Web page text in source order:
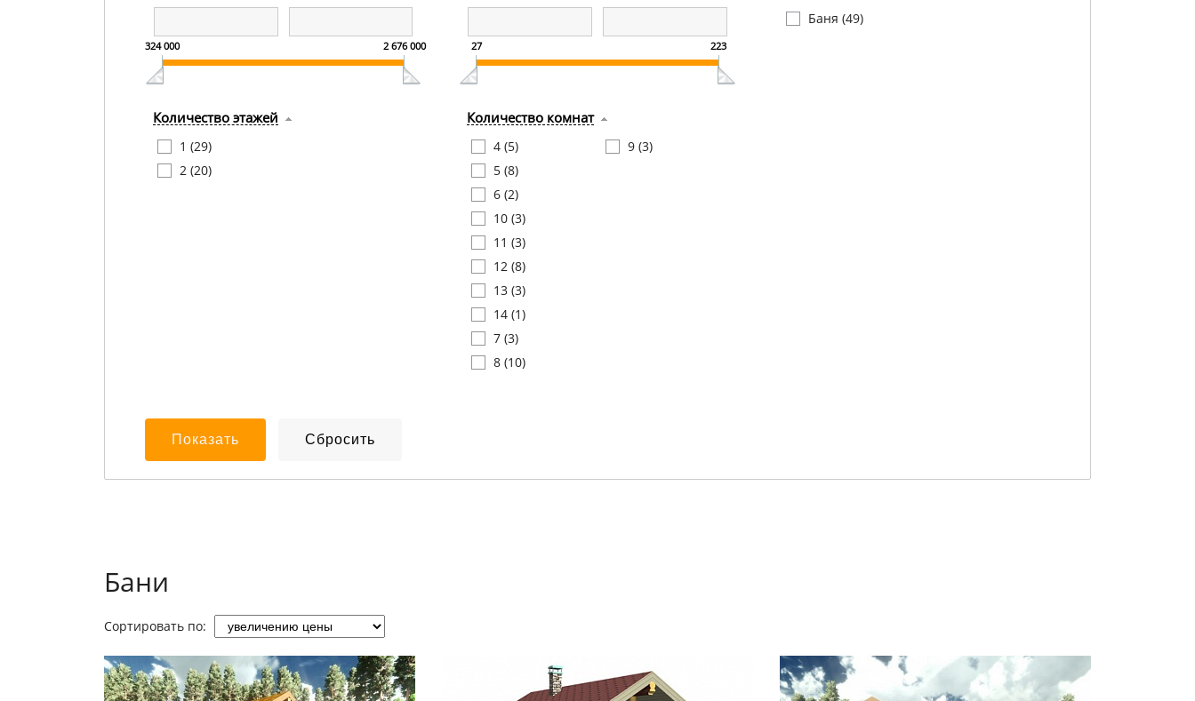
324 000 2 676 000 27 223
Баня (49)
Количество этажей
1 (29)
2 (20)
Количество комнат
4 (5)
5 (8)
6 (2)
10 (3)
11 (3)
12 (8)
13 (3)
14 (1)
7 (3)
8 (10)
9 (3)
Бани
Сортировать по: